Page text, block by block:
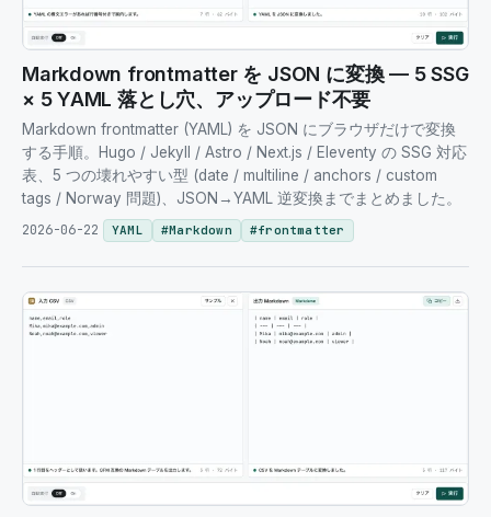
Markdown frontmatter を JSON に変換 — 5 SSG
× 5 YAML 落とし穴、アップロード不要
Markdown frontmatter (YAML) を JSON にブラウザだけで変換
する手順。Hugo / Jekyll / Astro / Next.js / Eleventy の SSG 対応
表、5 つの壊れやすい型 (date / multiline / anchors / custom
tags / Norway 問題)、JSON→YAML 逆変換までまとめました。
2026-06-22
YAML #Markdown #frontmatter